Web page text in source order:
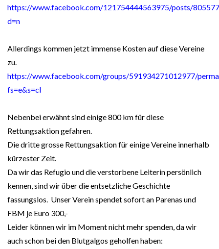
https://www.facebook.com/121754444563975/posts/
d=n
Allerdings kommen jetzt immense Kosten auf diese Vereine
zu.
https://www.facebook.com/groups/591934271012977/
fs=e&s=cl
Nebenbei erwähnt sind einige 800 km für diese
Rettungsaktion gefahren.
Die dritte grosse Rettungsaktion für einige Vereine innerhalb
kürzester Zeit.
Da wir das Refugio und die verstorbene Leiterin persönlich
kennen, sind wir über die entsetzliche Geschichte
fassungslos. Unser Verein spendet sofort an Parenas und
FBM je Euro 300,-
Leider können wir im Moment nicht mehr spenden, da wir
auch schon bei den Blutgalgos geholfen haben: